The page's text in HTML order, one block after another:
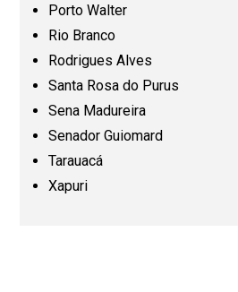
Paraíba (PB)
Paraná (PR)
Porto Walter
Rio Branco
Rodrigues Alves
Santa Rosa do Purus
Sena Madureira
Senador Guiomard
Tarauacá
Xapuri